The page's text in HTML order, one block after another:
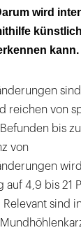
wird
kann.
reichen von
bis
von
auf 4,9 bis 21
Relevant sind